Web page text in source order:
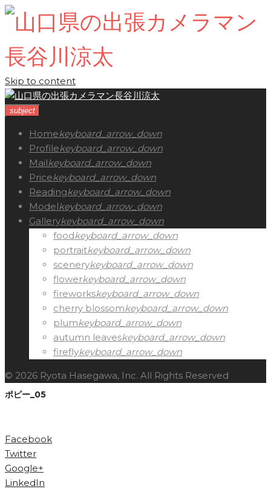
Skip to content
subject
Homekeyboard_arrow_down
Profilekeyboard_arrow_down
Mailkeyboard_arrow_down
Pricekeyboard_arrow_down
Readingkeyboard_arrow_down
Modelkeyboard_arrow_down
Gallerykeyboard_arrow_down
foodkeyboard_arrow_down
portraitkeyboard_arrow_down
scenerykeyboard_arrow_down
flowerkeyboard_arrow_down
fireworkskeyboard_arrow_down
cherry blossomkeyboard_arrow_down
plumkeyboard_arrow_down
autumn leaveskeyboard_arrow_down
fireflykeyboard_arrow_down
© 2026 Ryota Hasegawa, Inc. All Rights Reserved
ポピー_05
Facebook
Twitter
Google+
LinkedIn